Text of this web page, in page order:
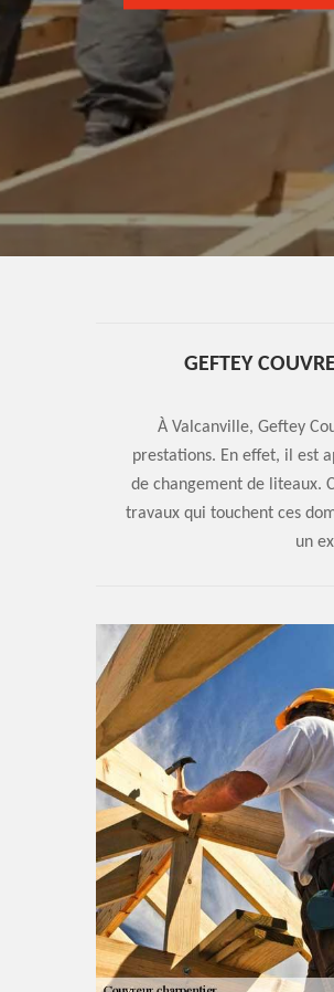
GEFTEY
À Valcanville, Geftey
prestations. En effet, il est
de changement de liteaux.
travaux qui touchent ces
un